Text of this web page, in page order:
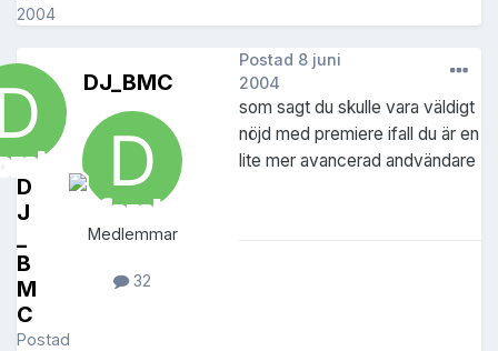
2004
D
J
_
B
M
C
Postad
DJ_BMC
Medlemmar
32
Postad 8 juni
2004
som sagt du skulle vara väldigt
nöjd med premiere ifall du är en
lite mer avancerad andvändare